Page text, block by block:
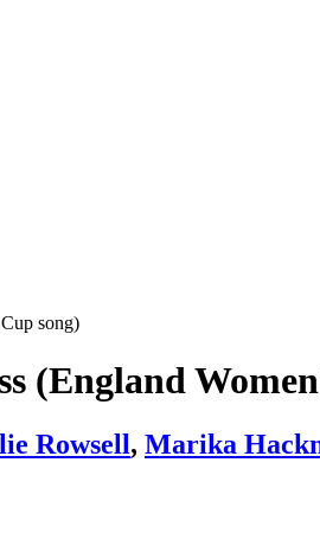
song)
(England
Rowsell, Marika